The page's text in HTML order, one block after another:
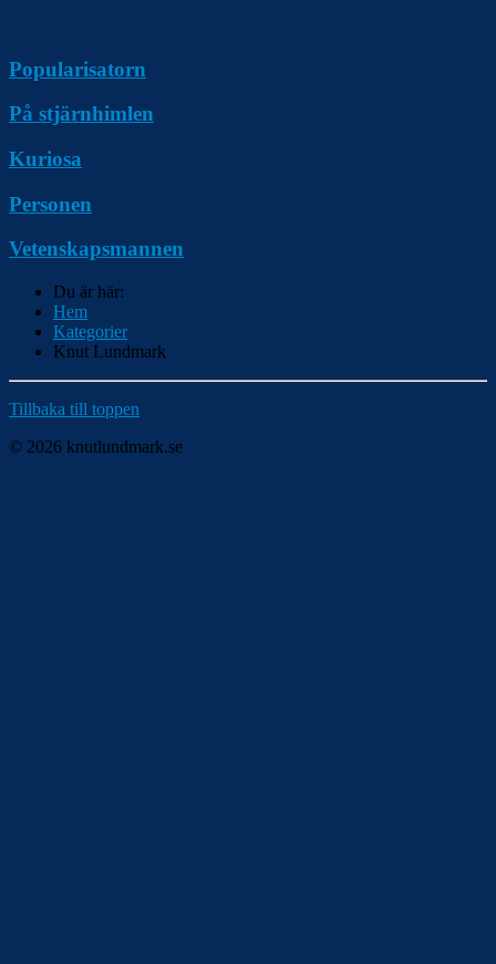
Popularisatorn
På stjärnhimlen
Kuriosa
Personen
Vetenskapsmannen
Du är här:
Hem
Kategorier
Knut Lundmark
Tillbaka till toppen
© 2026 knutlundmark.se